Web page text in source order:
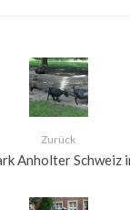
Zurück
Anholter Schweiz